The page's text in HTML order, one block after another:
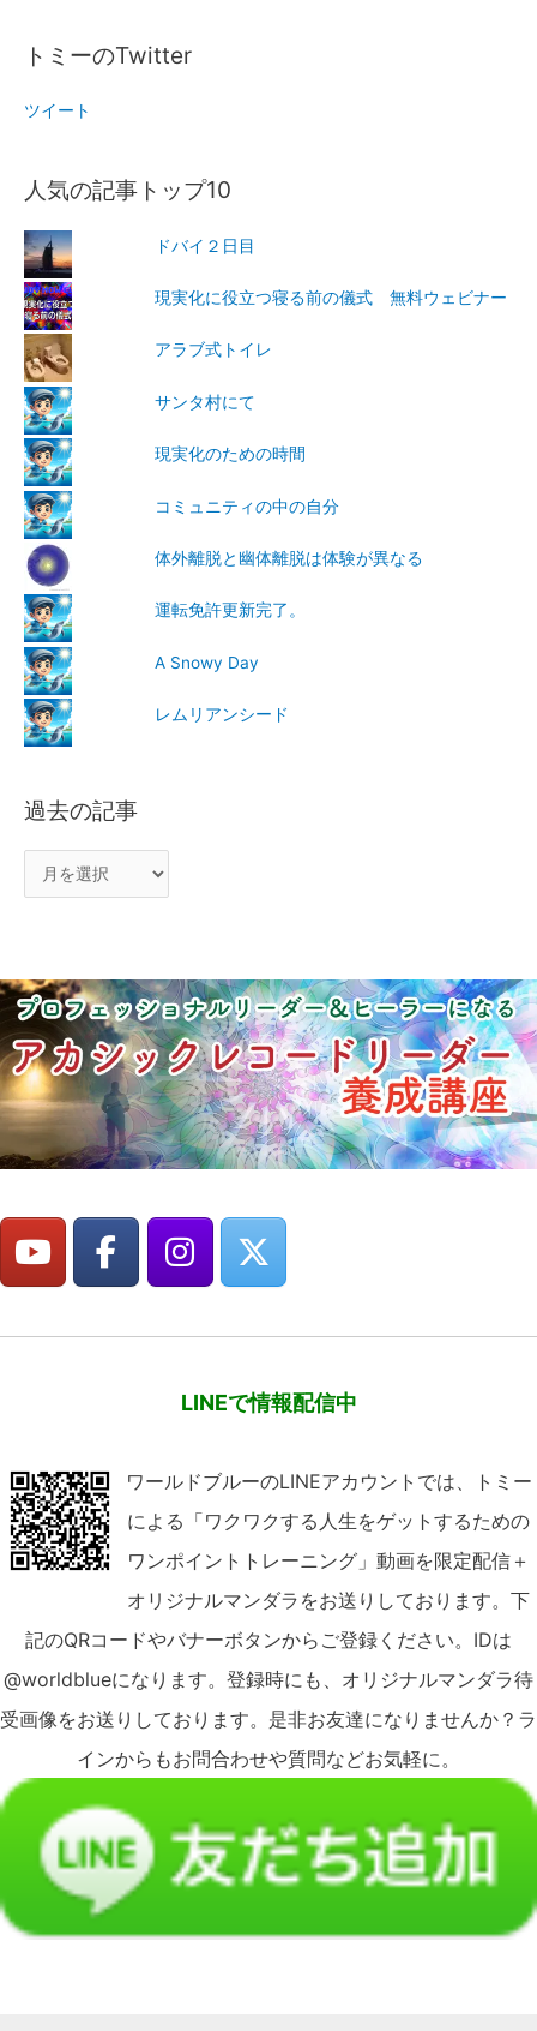
トミーのTwitter
ツイート
人気の記事トップ10
ドバイ２日目
現実化に役立つ寝る前の儀式 無料ウェビナー
アラブ式トイレ
サンタ村にて
現実化のための時間
コミュニティの中の自分
体外離脱と幽体離脱は体験が異なる
運転免許更新完了。
A Snowy Day
レムリアンシード
過去の記事
LINEで情報配信中
ワールドブルーのLINEアカウントでは、トミー
による「ワクワクする人生をゲットするための
ワンポイントトレーニング」動画を限定配信＋
オリジナルマンダラをお送りしております。下
記のQRコードやバナーボタンからご登録ください。IDは
@worldblueになります。登録時にも、オリジナルマンダラ待
受画像をお送りしております。是非お友達になりませんか？ラ
インからもお問合わせや質問などお気軽に。